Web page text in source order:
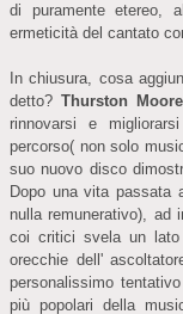
di puramente etereo,
ermeticità del cantato
In chiusura, cosa
detto? Thurston Moore
rinnovarsi e
percorso( non solo
suo nuovo disco
Dopo una vita passata
nulla remunerativo), ad
coi critici svela un lato
orecchie dell'
personalissimo
più popolari della